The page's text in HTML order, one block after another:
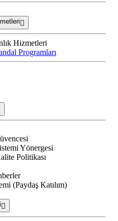
Hizmetleri
Programları
Yönergesi
Politikası
(Paydaş Katılım)